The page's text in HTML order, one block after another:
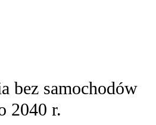
bez samochodów
2040 r.